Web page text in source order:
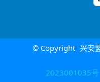
© Copyright 兴安
2023001035号